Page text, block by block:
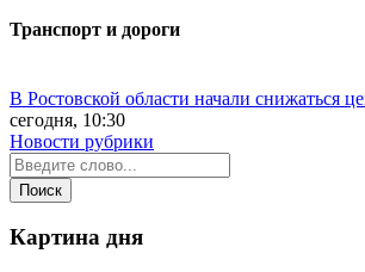
Транспорт и дороги
В Ростовской области начали снижаться
сегодня, 10:30
Новости рубрики
Картина дня